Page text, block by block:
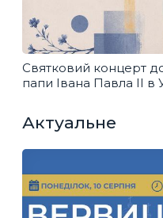
Святковий концерт до
папи Івана Павла ІІ в
Актуальне